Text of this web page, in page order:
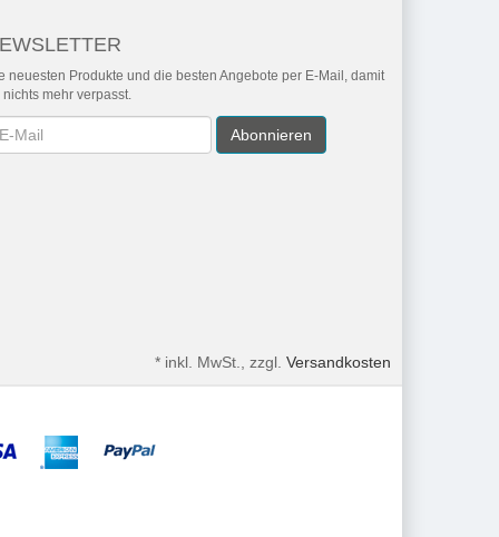
neuesten Produkte und die besten Angebote per E-Mail, damit
nichts mehr verpasst.
Abonnieren
* inkl. MwSt., zzgl. Versandkosten